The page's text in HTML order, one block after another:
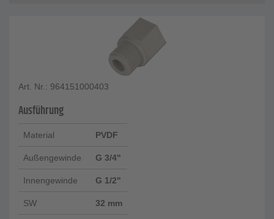
Art. Nr.: 964151000403
Ausführung
Material PVDF
Außengewinde G 3/4"
Innengewinde G 1/2"
SW 32 mm